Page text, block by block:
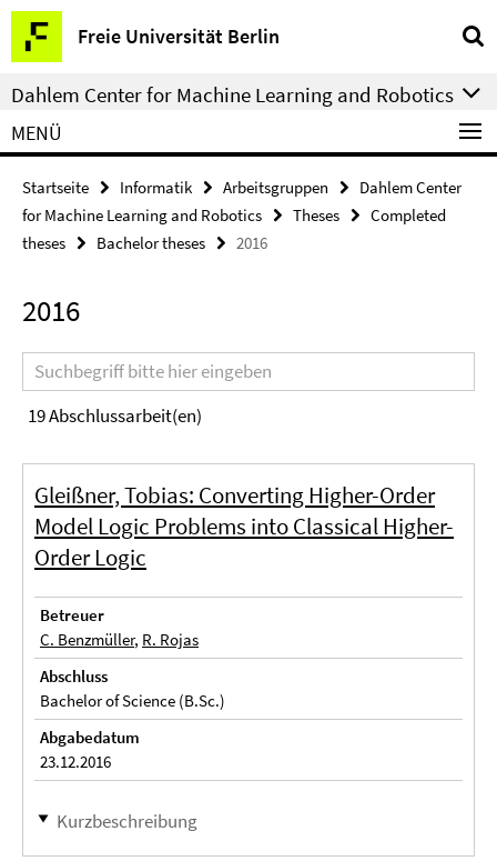
Springe
direkt
zu
Inhalt
Freie Universität Berlin
Service-
Navigation
Dahlem Center for Machine Learning and Robotics
MENÜ
Startseite Informatik Arbeitsgruppen
Dahlem Center
for Machine Learning and Robotics
Theses
Completed
theses
Bachelor theses 2016
2016
Suchbegriff
19Abschlussarbeit(en)
Gleißner, Tobias: Converting Higher-Order
Model Logic Problems into Classical Higher-
Order Logic
Betreuer
C. Benzmüller, R. Rojas
Abschluss
Bachelor of Science (B.Sc.)
Abgabedatum
23.12.2016
Kurzbeschreibung